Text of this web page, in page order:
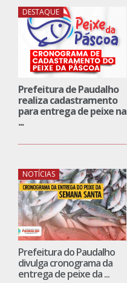
DESTAQUE
Prefeitura de Paudalho
realiza cadastramento
para entrega de peixe na
...
NOTÍCIAS
Prefeitura do Paudalho
divulga cronograma da
entrega de peixe da ...